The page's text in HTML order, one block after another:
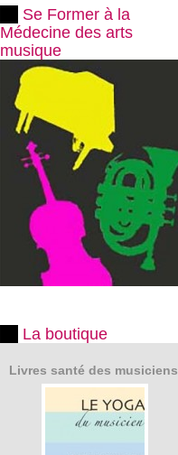
Se Former à la
Médecine des arts
musique
La boutique
Livres santé des musiciens